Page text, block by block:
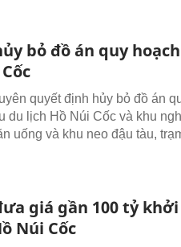
bỏ đồ án quy
quyết định hủy bỏ đồ án
du lịch Hồ Núi Cốc và khu
uống và khu neo đậu tàu,
giá gần 100 tỷ
Núi Cốc